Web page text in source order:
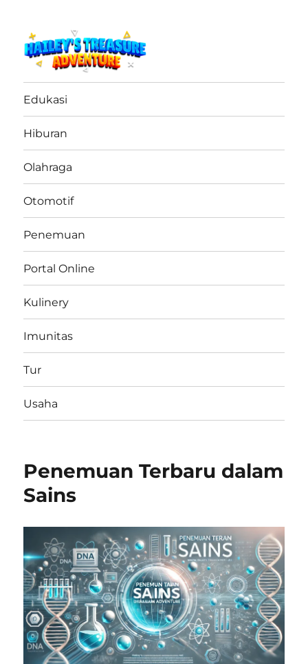
haileystreasureadventure.net
Edukasi
Hiburan
Olahraga
Otomotif
Penemuan
Portal Online
Kulinery
Imunitas
Tur
Usaha
Penemuan Terbaru dalam
Sains